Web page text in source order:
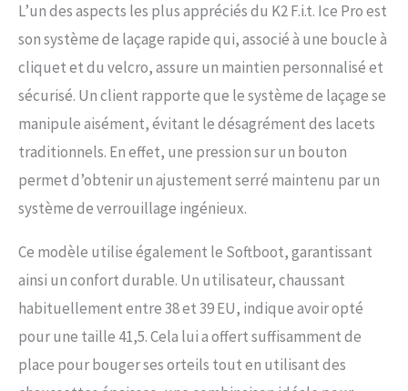
L’un des aspects les plus appréciés du K2 F.i.t. Ice Pro est
son système de laçage rapide qui, associé à une boucle à
cliquet et du velcro, assure un maintien personnalisé et
sécurisé. Un client rapporte que le système de laçage se
manipule aisément, évitant le désagrément des lacets
traditionnels. En effet, une pression sur un bouton
permet d’obtenir un ajustement serré maintenu par un
système de verrouillage ingénieux.
Ce modèle utilise également le Softboot, garantissant
ainsi un confort durable. Un utilisateur, chaussant
habituellement entre 38 et 39 EU, indique avoir opté
pour une taille 41,5. Cela lui a offert suffisamment de
place pour bouger ses orteils tout en utilisant des